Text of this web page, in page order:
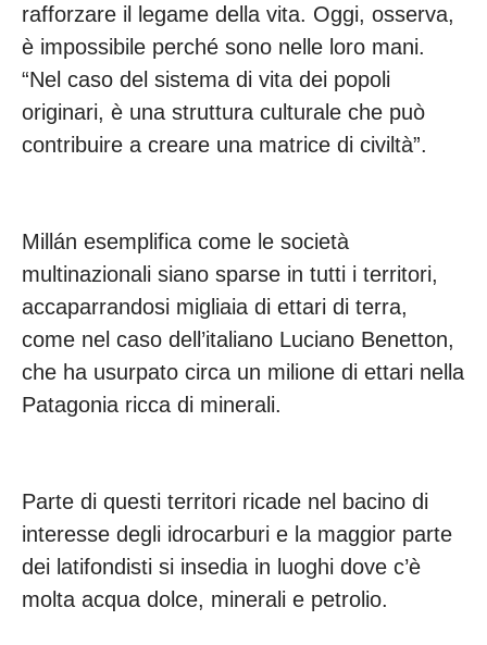
rafforzare il legame della vita. Oggi, osserva,
è impossibile perché sono nelle loro mani.
“Nel caso del sistema di vita dei popoli
originari, è una struttura culturale che può
contribuire a creare una matrice di civiltà”.
Millán esemplifica come le società
multinazionali siano sparse in tutti i territori,
accaparrandosi migliaia di ettari di terra,
come nel caso dell’italiano Luciano Benetton,
che ha usurpato circa un milione di ettari nella
Patagonia ricca di minerali.
Parte di questi territori ricade nel bacino di
interesse degli idrocarburi e la maggior parte
dei latifondisti si insedia in luoghi dove c’è
molta acqua dolce, minerali e petrolio.